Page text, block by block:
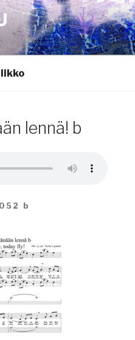
lennä! b
b